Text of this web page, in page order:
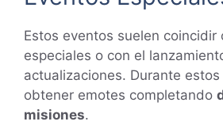
Estos eventos suelen coincidir
especiales o con el
actualizaciones. Durante
obtener emotes completando
misiones.